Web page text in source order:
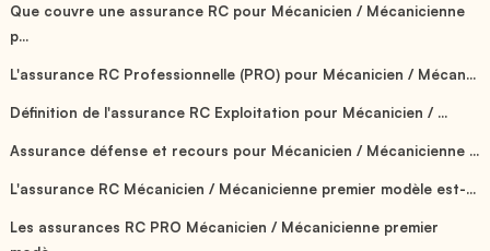
Que couvre une assurance RC pour Mécanicien / Mécanicienne
p...
L'assurance RC Professionnelle (PRO) pour Mécanicien / Mécan...
Définition de l'assurance RC Exploitation pour Mécanicien / ...
Assurance défense et recours pour Mécanicien / Mécanicienne ...
L'assurance RC Mécanicien / Mécanicienne premier modèle est-...
Les assurances RC PRO Mécanicien / Mécanicienne premier